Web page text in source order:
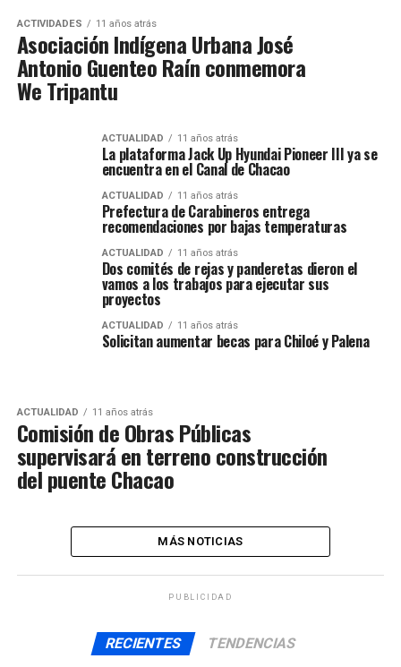
ACTIVIDADES 11 años atrás
Asociación Indígena Urbana José
Antonio Guenteo Raín conmemora
We Tripantu
ACTUALIDAD 11 años atrás
La plataforma Jack Up Hyundai Pioneer III ya se
encuentra en el Canal de Chacao
ACTUALIDAD 11 años atrás
Prefectura de Carabineros entrega
recomendaciones por bajas temperaturas
ACTUALIDAD 11 años atrás
Dos comités de rejas y panderetas dieron el
vamos a los trabajos para ejecutar sus
proyectos
ACTUALIDAD 11 años atrás
Solicitan aumentar becas para Chiloé y Palena
ACTUALIDAD 11 años atrás
Comisión de Obras Públicas
supervisará en terreno construcción
del puente Chacao
MÁS NOTICIAS
PUBLICIDAD
RECIENTES TENDENCIAS